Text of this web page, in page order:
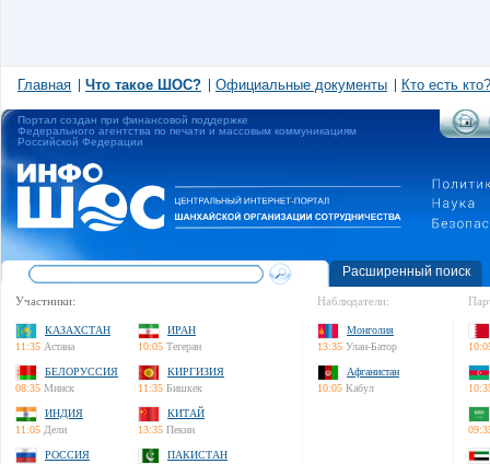
Главная Что такое ШОС? Официальные документы Кто есть кто?
Портал создан при финансовой поддержке
Федерального агентства по печати и массовым коммуникациям
Российской Федерации
Расширенный поиск
Участники:
КАЗАХСТАН
11:35 Астана
ИРАН
10:05 Тегеран
БЕЛОРУССИЯ
08:35 Минск
КИРГИЗИЯ
11:35 Бишкек
ИНДИЯ
11:05 Дели
КИТАЙ
13:35 Пекин
РОССИЯ
ПАКИСТАН
Наблюдатели:
Монголия
13:35 Улан-Батор
Афганистан
10:05 Кабул